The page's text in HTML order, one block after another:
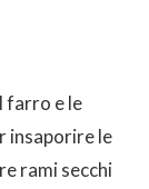
farro e le
insaporire le
rami secchi